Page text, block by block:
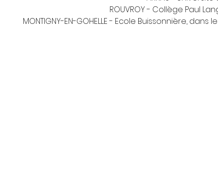
ROUVROY - Collège Paul
MONTIGNY-EN-GOHELLE - Ecole Buissonnière,